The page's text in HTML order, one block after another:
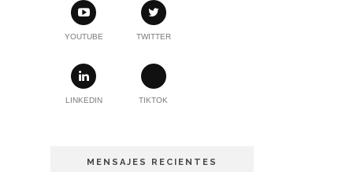
YOUTUBE TWITTER
LINKEDIN TIKTOK
MENSAJES RECIENTES